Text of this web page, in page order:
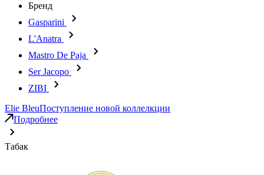
Бренд
Gasparini
L'Anatra
Mastro De Paja
Ser Jacopo
ZIBI
Elie BleuПоступление новой коллелкции
Подробнее
Табак